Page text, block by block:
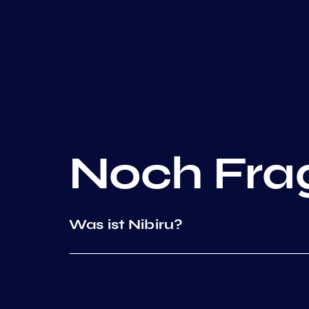
Noch
Was ist Nibiru?